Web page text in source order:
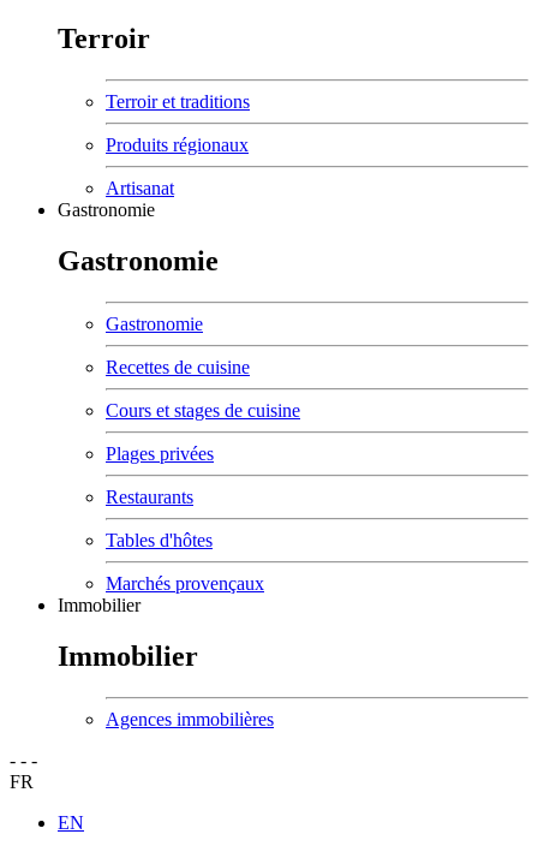
Terroir
Terroir et traditions
Produits régionaux
Artisanat
Gastronomie
Gastronomie
Gastronomie
Recettes de cuisine
Cours et stages de cuisine
Plages privées
Restaurants
Tables d'hôtes
Marchés provençaux
Immobilier
Immobilier
Agences immobilières
- - -
FR
EN